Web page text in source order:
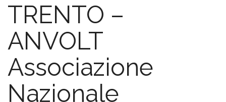
TRENTO –
ANVOLT
Associazione
Nazionale